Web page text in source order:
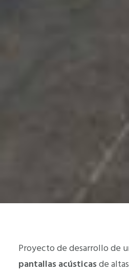
Proyecto de desarrollo de
pantallas acústicasde